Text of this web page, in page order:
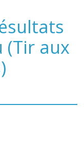
(Tir aux